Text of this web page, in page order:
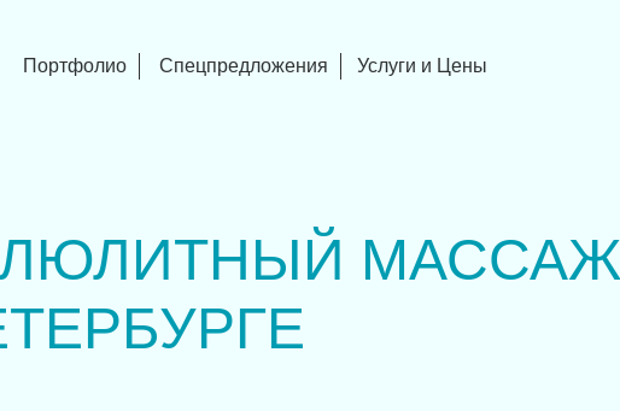
Портфолио Спецпредложения Услуги и Цены